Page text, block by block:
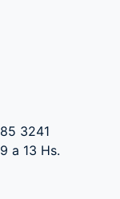
3241
a 13 Hs.